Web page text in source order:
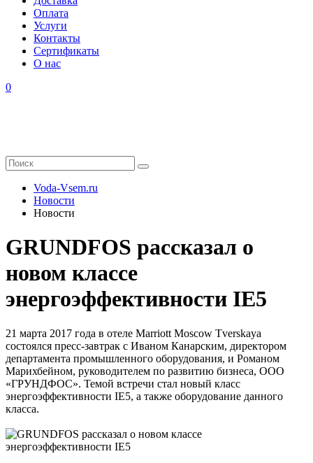
Оплата
Услуги
Контакты
Cертификаты
О нас
0
Voda-Vsem.ru
Новости
Новости
GRUNDFOS рассказал о
новом классе
энергоэффективности IE5
21 марта 2017 года в отеле Marriott Moscow Tverskaya
состоялся пресс-завтрак c Иваном Канарским, директором
департамента промышленного оборудования, и Романом
Марихбейном, руководителем по развитию бизнеса, ООО
«ГРУНДФОС». Темой встречи стал новый класс
энергоэффективности IE5, а также оборудование данного
класса.